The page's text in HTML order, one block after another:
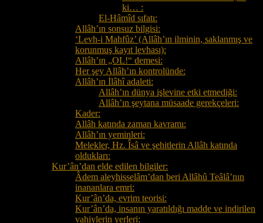
ki… :
El-Hâmîd sıfatı:
Allâh’ın sonsuz bilgisi:
‘Levh-i Mahfûz’ (Allâh’ın ilminin, saklanmış ve
korunmuş kayıt levhası):
Allâh’ın „OL!“ demesi:
Her şey Allâh’ın kontrolünde:
Allâh’ın İlâhî adaleti:
Allâh’ın dünya işlevine etki etmediği:
Allâh’ın şeytana müsaade gerekçeleri:
Kader:
Allâh katında zaman kavramı:
Allâh’ın yeminleri:
Melekler, Hz. Îsâ ve şehitlerin Allâh katında
oldukları:
Kur’ân’dan elde edilen bilgiler:
Âdem aleyhisselâm’dan beri Allâhû Teâlâ’nın
inananlara emri:
Kur’ân’da, evrim teorisi:
Kur’ân’da, insanın yaratıldığı madde ve indirilen
vahiylerin yerleri: